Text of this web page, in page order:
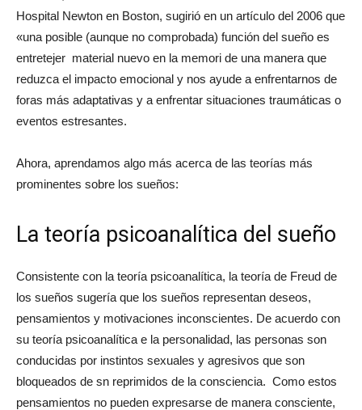
Hospital Newton en Boston, sugirió en un artículo del 2006 que
«una posible (aunque no comprobada) función del sueño es
entretejer material nuevo en la memori de una manera que
reduzca el impacto emocional y nos ayude a enfrentarnos de
foras más adaptativas y a enfrentar situaciones traumáticas o
eventos estresantes.
Ahora, aprendamos algo más acerca de las teorías más
prominentes sobre los sueños:
La teoría psicoanalítica del sueño
Consistente con la teoría psicoanalítica, la teoría de Freud de
los sueños sugería que los sueños representan deseos,
pensamientos y motivaciones inconscientes. De acuerdo con
su teoría psicoanalítica e la personalidad, las personas son
conducidas por instintos sexuales y agresivos que son
bloqueados de sn reprimidos de la consciencia. Como estos
pensamientos no pueden expresarse de manera consciente,